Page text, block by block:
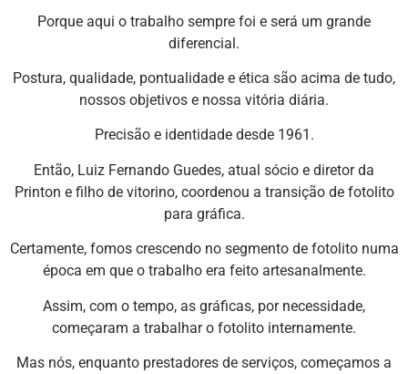
Porque aqui o trabalho sempre foi e será um grande
diferencial.
Postura, qualidade, pontualidade e ética são acima de tudo,
nossos objetivos e nossa vitória diária.
Precisão e identidade desde 1961.
Então, Luiz Fernando Guedes, atual sócio e diretor da
Printon e filho de vitorino, coordenou a transição de fotolito
para gráfica.
Certamente, fomos crescendo no segmento de fotolito numa
época em que o trabalho era feito artesanalmente.
Assim, com o tempo, as gráficas, por necessidade,
começaram a trabalhar o fotolito internamente.
Mas nós, enquanto prestadores de serviços, começamos a